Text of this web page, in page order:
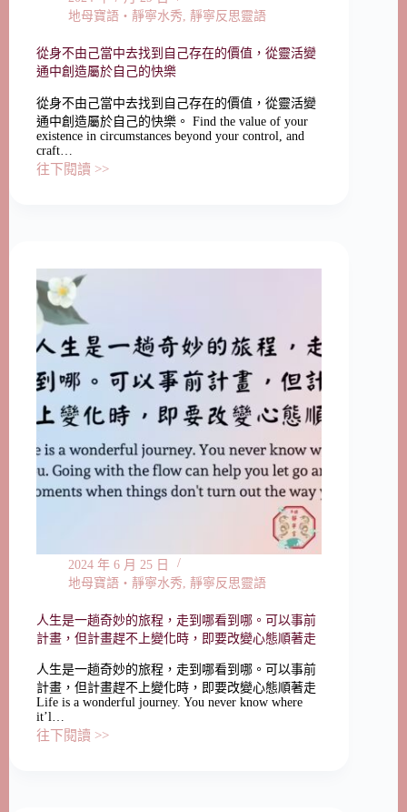
地母寶語‧靜寧水秀, 靜寧反思靈語
從身不由己當中去找到自己存在的價值，從靈活變
通中創造屬於自己的快樂
從身不由己當中去找到自己存在的價值，從靈活變
通中創造屬於自己的快樂。 Find the value of your
existence in circumstances beyond your control, and
craft…
往下閱讀 >>
2024 年 6 月 25 日
地母寶語‧靜寧水秀 靜寧反思靈語
人生是一趟奇妙的旅程，走到哪看到哪。可以事前
計畫，但計畫趕不上變化時，即要改變心態順著走
人生是一趟奇妙的旅程，走到哪看到哪。可以事前
計畫，但計畫趕不上變化時，即要改變心態順著走
Life is a wonderful journey. You never know where
it’l…
往下閱讀 >>